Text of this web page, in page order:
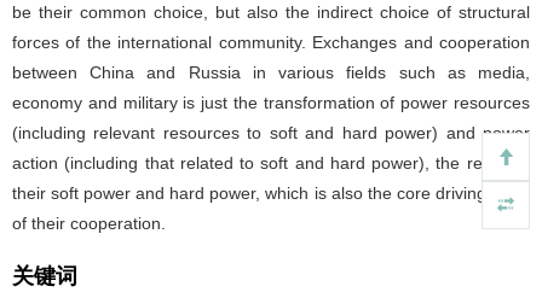
be their common choice, but also the indirect choice of structural
forces of the international community. Exchanges and cooperation
between China and Russia in various fields such as media,
economy and military is just the transformation of power resources
(including relevant resources to soft and hard power) and power
action (including that related to soft and hard power), the result of
their soft power and hard power, which is also the core driving force
of their cooperation.
关键词